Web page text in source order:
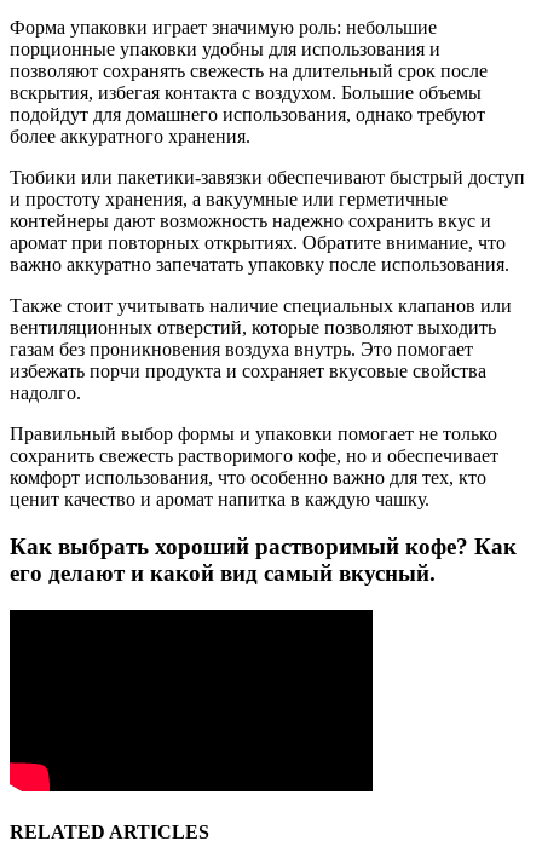
Форма упаковки играет значимую роль: небольшие
порционные упаковки удобны для использования и
позволяют сохранять свежесть на длительный срок после
вскрытия, избегая контакта с воздухом. Большие объемы
подойдут для домашнего использования, однако требуют
более аккуратного хранения.
Тюбики или пакетики-завязки обеспечивают быстрый доступ
и простоту хранения, а вакуумные или герметичные
контейнеры дают возможность надежно сохранить вкус и
аромат при повторных открытиях. Обратите внимание, что
важно аккуратно запечатать упаковку после использования.
Также стоит учитывать наличие специальных клапанов или
вентиляционных отверстий, которые позволяют выходить
газам без проникновения воздуха внутрь. Это помогает
избежать порчи продукта и сохраняет вкусовые свойства
надолго.
Правильный выбор формы и упаковки помогает не только
сохранить свежесть растворимого кофе, но и обеспечивает
комфорт использования, что особенно важно для тех, кто
ценит качество и аромат напитка в каждую чашку.
Как выбрать хороший растворимый кофе? Как
его делают и какой вид самый вкусный.
RELATED ARTICLES